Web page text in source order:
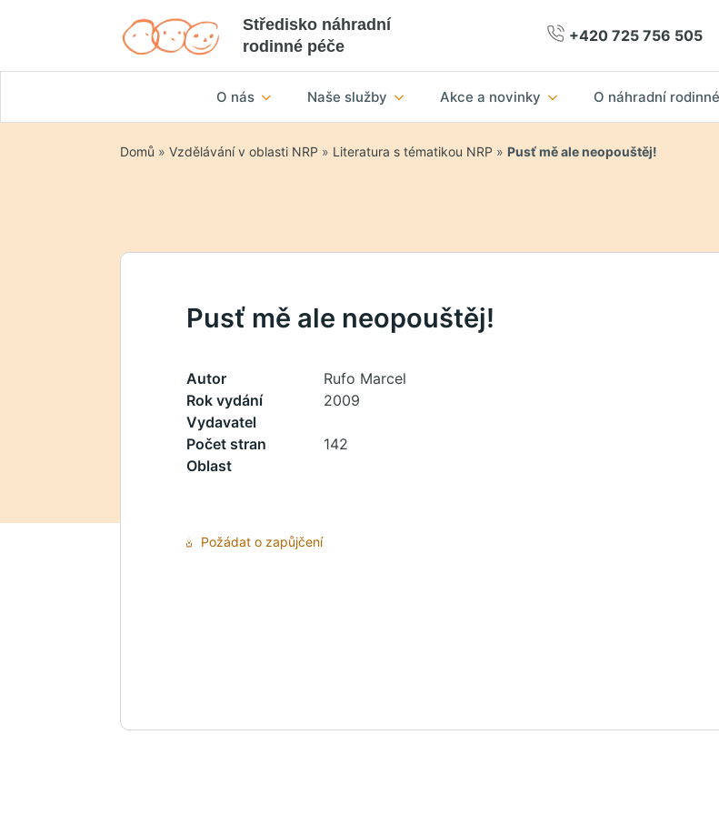
Středisko náhradní
rodinné péče
+420 725 756 505
O nás Naše služby Akce a novinky O náhradní
Domů » Vzdělávání v oblasti NRP » Literatura s tématikou NRP » Pusť mě ale neopouštěj!
Pusť mě ale neopouštěj!
Autor
Rufo Marcel
Rok vydání
2009
Vydavatel
Počet stran
142
Oblast
Požádat o zapůjčení